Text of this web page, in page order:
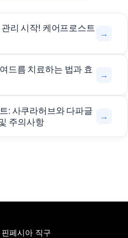
리 시작! 케어프로스트
→
드름 치료하는 법과 효
→
: 사쿠라허브와 다파글
주의사항
→
페시아 직구